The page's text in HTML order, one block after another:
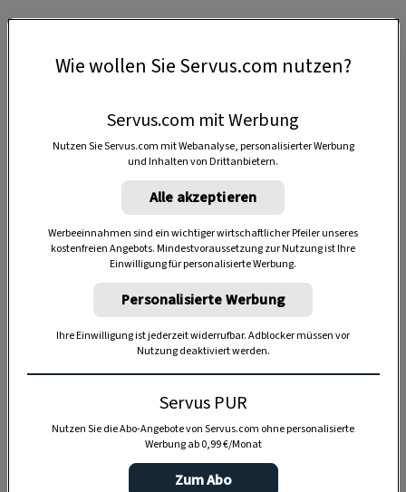
Anzeige
Wie wollen Sie Servus.com nutzen?
Servus.com mit Werbung
Nutzen Sie Servus.com mit Webanalyse, personalisierter Werbung
und Inhalten von Drittanbietern.
Alle akzeptieren
Werbeeinnahmen sind ein wichtiger wirtschaftlicher Pfeiler unseres
kostenfreien Angebots. Mindestvoraussetzung zur Nutzung ist Ihre
Einwilligung für personalisierte Werbung.
Personalisierte Werbung
Ihre Einwilligung ist jederzeit widerrufbar. Adblocker müssen vor
Nutzung deaktiviert werden.
Servus PUR
Nutzen Sie die Abo-Angebote von Servus.com ohne personalisierte
Werbung ab 0,99 €/Monat
Zum Abo